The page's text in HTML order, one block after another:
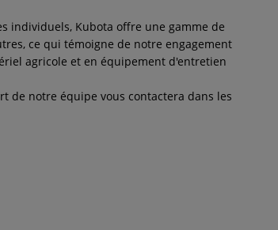
individuels, Kubota offre une gamme de
ce qui témoigne de notre engagement
agricole et en équipement d'entretien
de notre équipe vous contactera dans les